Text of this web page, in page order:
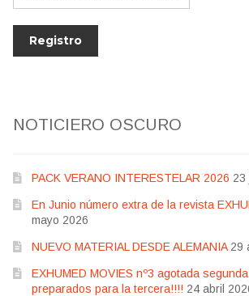
NOTICIERO OSCURO
PACK VERANO INTERESTELAR 2026 23
En Junio número extra de la revista
mayo 2026
NUEVO MATERIAL DESDE ALEMANIA 29
EXHUMED MOVIES nº3 agotada
preparados para la tercera!!!! 24 abril